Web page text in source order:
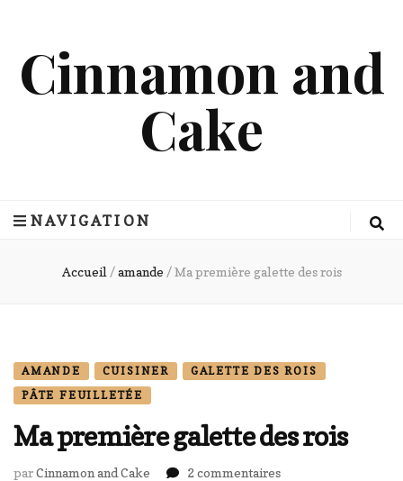
Cinnamon and
Cake
NAVIGATION
Accueil / amande / Ma première galette des rois
AMANDE CUISINER
GALETTE DES ROIS
PÂTE FEUILLETÉE
Ma première galette des rois
parCinnamon and Cake 2 commentairessur